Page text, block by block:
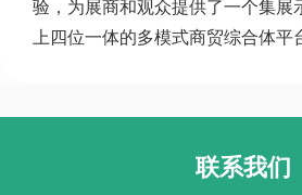
验，为展商和观众提供了一个集展
上四位一体的多模式商贸综合体平
联系我们